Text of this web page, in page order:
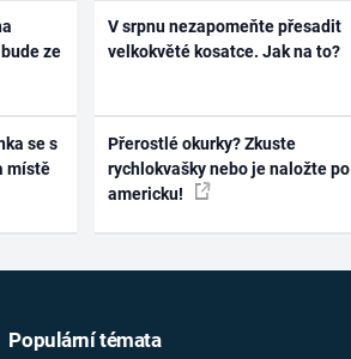
ze
se s
místě
V srpnu nezapomeňte přesadit
velkokvěté kosatce. Jak na to?
Přerostlé okurky? Zkuste
rychlokvašky nebo je naložte po
americku!
Populární témata